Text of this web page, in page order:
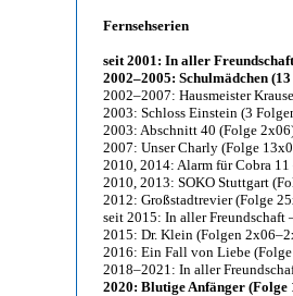
Fernsehserien
seit 2001: In aller Freundschaft
2002–2005: Schulmädchen
2002–2007: Hausmeister
2003: Schloss Einstein (3
2003: Abschnitt 40 (Folge
2007: Unser Charly (Folge
2010, 2014: Alarm für Cobra
2010, 2013: SOKO Stuttgart
2012: Großstadtrevier (Folge
seit 2015: In aller Freundschaft
2015: Dr. Klein (Folgen
2016: Ein Fall von Liebe
2018–2021: In aller
2020: Blutige Anfänger (Folge